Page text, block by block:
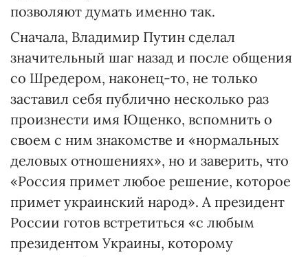
позволяют думать именно так.
Сначала, Владимир Путин сделал
значительный шаг назад и после общения
со Шредером, наконец-то, не только
заставил себя публично несколько раз
произнести имя Ющенко, вспомнить о
своем с ним знакомстве и «нормальных
деловых отношениях», но и заверить, что
«Россия примет любое решение, которое
примет украинский народ». А президент
России готов встретиться «с любым
президентом Украины, которому